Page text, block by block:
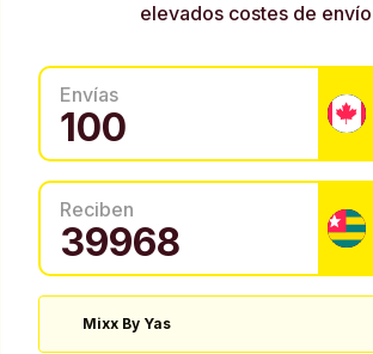
elevados costes de envío
Envías
Reciben
Mixx By Yas